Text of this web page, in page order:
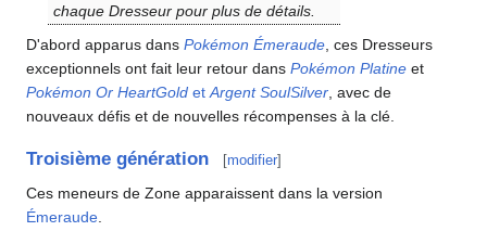
chaque Dresseur pour plus de détails.
D'abord apparus dans Pokémon Émeraude, ces Dresseurs
exceptionnels ont fait leur retour dans Pokémon Platine et
Pokémon Or HeartGold etArgent SoulSilver, avec de
nouveaux défis et de nouvelles récompenses à la clé.
Troisième génération [modifier]
Ces meneurs de Zone apparaissent dans la version
Émeraude